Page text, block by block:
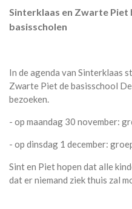
Sinterklaas en Zwarte Piet
basisscholen
In de agenda van Sinterklaas
Zwarte Piet de basisschool
bezoeken.
- op maandag 30 november:
- op dinsdag 1 december:
Sint en Piet hopen dat alle
dat er niemand ziek thuis zal